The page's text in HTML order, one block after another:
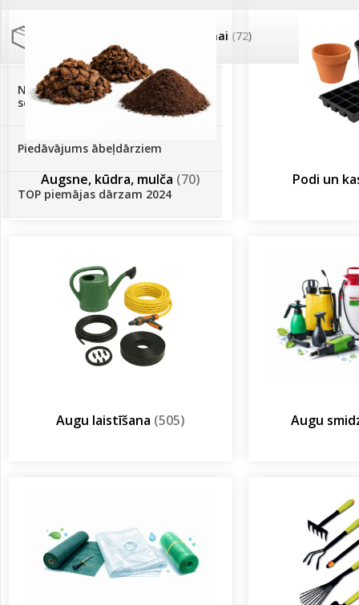
Palīglīdzekļi augu audzēšanai (72)
Klientu Diena
Novatec - izcils mēslošanai arī
sezonas otrajā pusē!
Piedāvājums ābeļdārziem
TOP piemājas dārzam 2024
Augsne, kūdra, mulča (70) Podi un
Augu laistīšana (505) Augu